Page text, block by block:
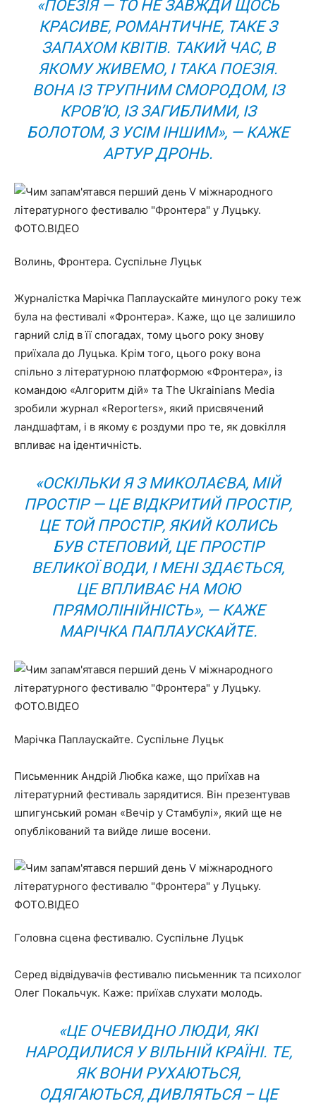
«ПОЕЗІЯ — ТО НЕ ЗАВЖДИ ЩОСЬ
КРАСИВЕ, РОМАНТИЧНЕ, ТАКЕ З
ЗАПАХОМ КВІТІВ. ТАКИЙ ЧАС, В
ЯКОМУ ЖИВЕМО, І ТАКА ПОЕЗІЯ.
ВОНА ІЗ ТРУПНИМ СМОРОДОМ, ІЗ
КРОВ’Ю, ІЗ ЗАГИБЛИМИ, ІЗ
БОЛОТОМ, З УСІМ ІНШИМ», — КАЖЕ
АРТУР ДРОНЬ.
Волинь, Фронтера. Суспільне Луцьк
Журналістка Марічка Паплаускайте минулого року теж
була на фестивалі «Фронтера». Каже, що це залишило
гарний слід в її спогадах, тому цього року знову
приїхала до Луцька. Крім того, цього року вона
спільно з літературною платформою «Фронтера», із
командою «Алгоритм дій» та The Ukrainians Media
зробили журнал «Reporters», який присвячений
ландшафтам, і в якому є роздуми про те, як довкілля
впливає на ідентичність.
«ОСКІЛЬКИ Я З МИКОЛАЄВА, МІЙ
ПРОСТІР — ЦЕ ВІДКРИТИЙ ПРОСТІР,
ЦЕ ТОЙ ПРОСТІР, ЯКИЙ КОЛИСЬ
БУВ СТЕПОВИЙ, ЦЕ ПРОСТІР
ВЕЛИКОЇ ВОДИ, І МЕНІ ЗДАЄТЬСЯ,
ЦЕ ВПЛИВАЄ НА МОЮ
ПРЯМОЛІНІЙНІСТЬ», — КАЖЕ
МАРІЧКА ПАПЛАУСКАЙТЕ.
Марічка Паплаускайте. Суспільне Луцьк
Письменник Андрій Любка каже, що приїхав на
літературний фестиваль зарядитися. Він презентував
шпигунський роман «Вечір у Стамбулі», який ще не
опублікований та вийде лише восени.
Головна сцена фестивалю. Суспільне Луцьк
Серед відвідувачів фестивалю письменник та психолог
Олег Покальчук. Каже: приїхав слухати молодь.
«ЦЕ ОЧЕВИДНО ЛЮДИ, ЯКІ
НАРОДИЛИСЯ У ВІЛЬНІЙ КРАЇНІ. ТЕ,
ЯК ВОНИ РУХАЮТЬСЯ,
ОДЯГАЮТЬСЯ, ДИВЛЯТЬСЯ – ЦЕ